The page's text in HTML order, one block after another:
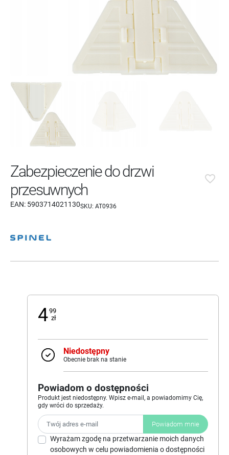
Zabezpieczenie do drzwi
przesuwnych
EAN: 5903714021130SKU: AT0936
favorite_border
499
zł
Niedostępny
Obecnie brak na stanie
Powiadom o dostępności
Produkt jest niedostępny. Wpisz e-mail, a powiadomimy Cię,
gdy wróci do sprzedaży.
Powiadom mnie
Wyrażam zgodę na przetwarzanie moich danych
osobowych w celu powiadomienia o dostępności